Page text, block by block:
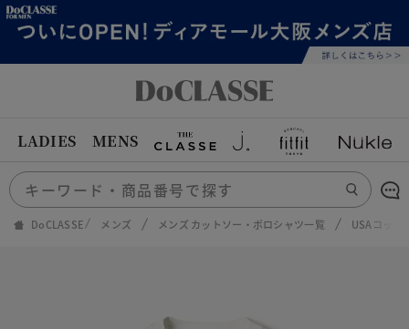
LADIES MENS
DoCLASSE メンズ メンズ カットソー・ポロシャツ一覧 USAコッ